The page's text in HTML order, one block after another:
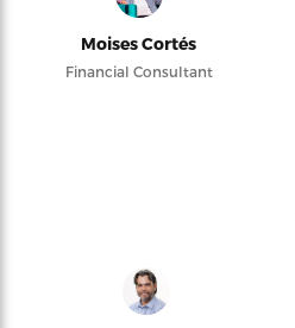
Moises Cortés
Financial Consultant